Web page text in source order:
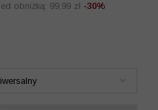
obniżką: 99,99 zł -30%